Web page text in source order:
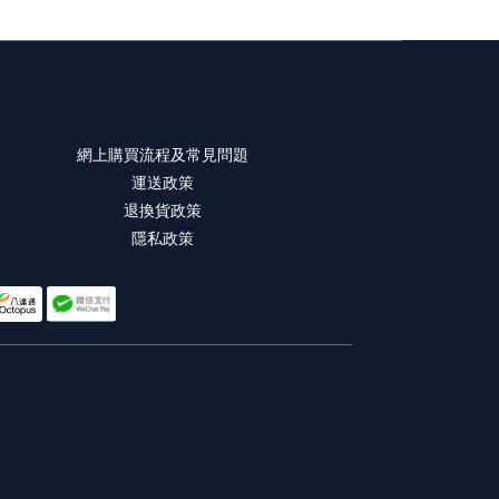
網上購買流程及常見問題
運送政策
退換貨政策
隱私政策